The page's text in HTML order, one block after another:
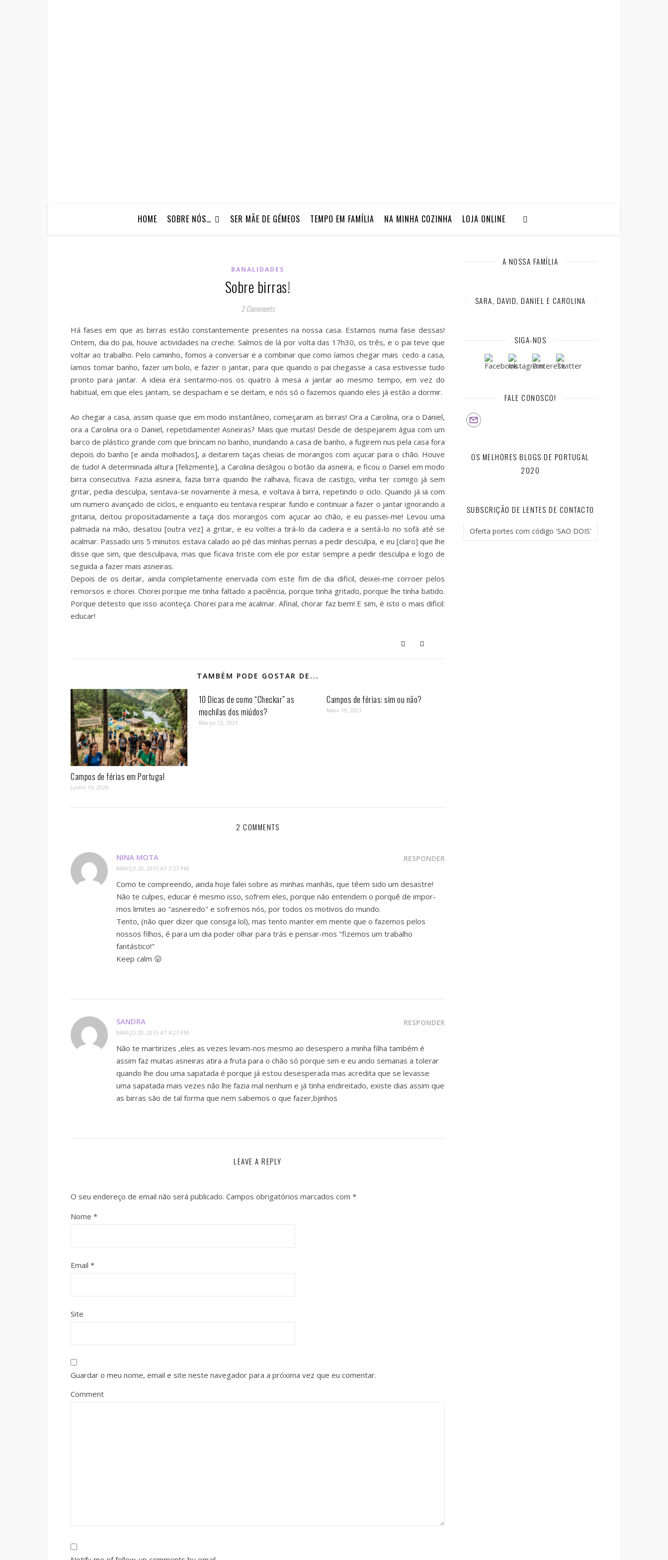
HOME SOBRE NÓS… SER MÃE DE GÉMEOS TEMPO EM FAMÍLIA NA MINHA COZINHA LOJA ONLINE
BANALIDADES
Sobre birras!
2 Comments
Há fases em que as birras estão constantemente presentes na nossa casa. Estamos numa fase dessas!
Ontem, dia do pai, houve actividades na creche. Saímos de lá por volta das 17h30, os três, e o pai teve que
voltar ao trabalho. Pelo caminho, fomos a conversar e a combinar que como íamos chegar mais cedo a casa,
íamos tomar banho, fazer um bolo, e fazer o jantar, para que quando o pai chegasse a casa estivesse tudo
pronto para jantar. A ideia era sentarmo-nos os quatro à mesa a jantar ao mesmo tempo, em vez do
habitual, em que eles jantam, se despacham e se deitam, e nós só o fazemos quando eles já estão a dormir.
Ao chegar a casa, assim quase que em modo instantâneo, começaram as birras! Ora a Carolina, ora o Daniel,
ora a Carolina ora o Daniel, repetidamente! Asneiras? Mais que muitas! Desde de despejarem água com um
barco de plástico grande com que brincam no banho, inundando a casa de banho, a fugirem nus pela casa fora
depois do banho [e ainda molhados], a deitarem taças cheias de morangos com açucar para o chão. Houve
de tudo! A determinada altura [felizmente], a Carolina desligou o botão da asneira, e ficou o Daniel em modo
birra consecutiva. Fazia asneira, fazia birra quando lhe ralhava, ficava de castigo, vinha ter comigo já sem
gritar, pedia desculpa, sentava-se novamente à mesa, e voltava à birra, repetindo o ciclo. Quando já ia com
um numero avançado de ciclos, e enquanto eu tentava respirar fundo e continuar a fazer o jantar ignorando a
gritaria, deitou propositadamente a taça dos morangos com açucar ao chão, e eu passei-me! Levou uma
palmada na mão, desatou [outra vez] a gritar, e eu voltei a tirá-lo da cadeira e a sentá-lo no sofá até se
acalmar. Passado uns 5 minutos estava calado ao pé das minhas pernas a pedir desculpa, e eu [claro] que lhe
disse que sim, que desculpava, mas que ficava triste com ele por estar sempre a pedir desculpa e logo de
seguida a fazer mais asneiras.
Depois de os deitar, ainda completamente enervada com este fim de dia dificil, deixei-me corroer pelos
remorsos e chorei. Chorei porque me tinha faltado a paciência, porque tinha gritado, porque lhe tinha batido.
Porque detesto que isso aconteça. Chorei para me acalmar. Afinal, chorar faz bem! E sim, é isto o mais dificil:
educar!
TAMBÉM PODE GOSTAR DE...
Campos de férias em Portugal
Junho 15, 2026
10 Dicas de como “Checkar” as
mochilas dos miúdos?
Março 12, 2021
Campos de férias: sim ou não?
Maio 19, 2021
2 COMMENTS
NINA MOTA
MARÇO 20, 2015 AT 3:57 PM
RESPONDER
Como te compreendo, ainda hoje falei sobre as minhas manhãs, que têem sido um desastre!
Não te culpes, educar é mesmo isso, sofrem eles, porque não entendem o porquê de impor-
mos limites ao "asneiredo" e sofremos nós, por todos os motivos do mundo.
Tento, (não quer dizer que consiga lol), mas tento manter em mente que o fazemos pelos
nossos filhos, é para um dia poder olhar para trás e pensar-mos "fizemos um trabalho
fantástico!"
Keep calm 😛
SANDRA
MARÇO 20, 2015 AT 4:27 PM
RESPONDER
Não te martirizes ,eles as vezes levam-nos mesmo ao desespero a minha filha também é
assim faz muitas asneiras atira a fruta para o chão só porque sim e eu ando semanas a tolerar
quando lhe dou uma sapatada é porque já estou desesperada mas acredita que se levasse
uma sapatada mais vezes não lhe fazia mal nenhum e já tinha endireitado, existe dias assim que
as birras são de tal forma que nem sabemos o que fazer,bjinhos
LEAVE A REPLY
O seu endereço de email não será publicado. Campos obrigatórios marcados com *
Nome *
Email *
Site
Guardar o meu nome, email e site neste navegador para a próxima vez que eu comentar.
Comment
A NOSSA FAMÍLIA
SARA, DAVID, DANIEL E CAROLINA
SIGA-NOS
FALE CONOSCO!
OS MELHORES BLOGS DE PORTUGAL
2020
SUBSCRIÇÃO DE LENTES DE CONTACTO
Oferta portes com código 'SAO DOIS'